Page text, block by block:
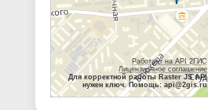
Работает на API 2ГИС
Лицензионное соглашение
Для корректной работы Raster JS API
нужен ключ. Помощь: api@2gis.ru